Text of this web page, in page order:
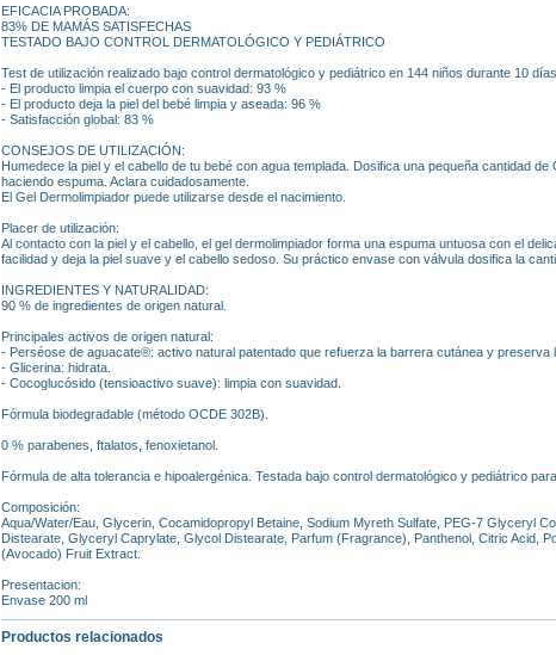
EFICACIA PROBADA:
83% DE MAMÁS SATISFECHAS
TESTADO BAJO CONTROL DERMATOLÓGICO Y PEDIÁTRICO
Test de utilización realizado bajo control dermatológico y pediátrico en 144 niños durante 10
- El producto limpia el cuerpo con suavidad: 93 %
- El producto deja la piel del bebé limpia y aseada: 96 %
- Satisfacción global: 83 %
CONSEJOS DE UTILIZACIÓN:
Humedece la piel y el cabello de tu bebé con agua templada. Dosifica una pequeña cantidad
haciendo espuma. Aclara cuidadosamente.
El Gel Dermolimpiador puede utilizarse desde el nacimiento.
Placer de utilización:
Al contacto con la piel y el cabello, el gel dermolimpiador forma una espuma untuosa con el
facilidad y deja la piel suave y el cabello sedoso. Su práctico envase con válvula dosifica la
INGREDIENTES Y NATURALIDAD:
90 % de ingredientes de origen natural.
Principales activos de origen natural:
- Perséose de aguacate®: activo natural patentado que refuerza la barrera cutánea y preserva
- Glicerina: hidrata.
- Cocoglucósido (tensioactivo suave): limpia con suavidad.
Fórmula biodegradable (método OCDE 302B).
0 % parabenes, ftalatos, fenoxietanol.
Fórmula de alta tolerancia e hipoalergénica. Testada bajo control dermatológico y pediátrico
Composición:
Aqua/Water/Eau, Glycerin, Cocamidopropyl Betaine, Sodium Myreth Sulfate, PEG-7 Glyceryl
Distearate, Glyceryl Caprylate, Glycol Distearate, Parfum (Fragrance), Panthenol, Citric Acid,
(Avocado) Fruit Extract.
Presentacion:
Envase 200 ml
Productos relacionados